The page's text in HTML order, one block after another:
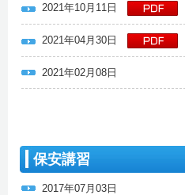
2021年10月11日
2021年04月30日
2021年02月08日
保安講習
2017年07月03日